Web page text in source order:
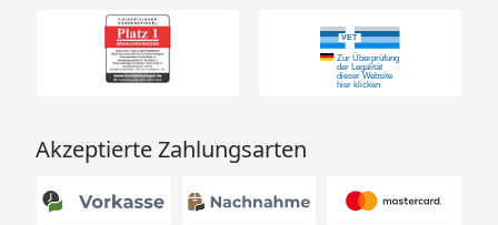
Akzeptierte Zahlungsarten